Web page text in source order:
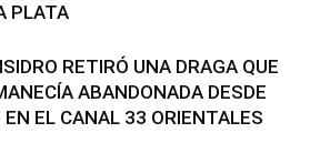
PLATA
RETIRÓ UNA DRAGA QUE
ABANDONADA DESDE
EL CANAL 33 ORIENTALES